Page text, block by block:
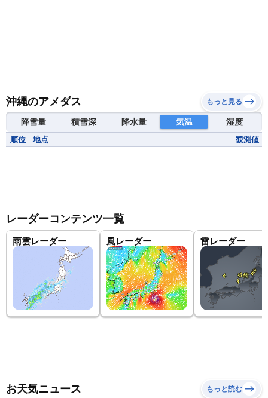
沖縄のアメダス もっと見る
降雪量 積雪深 降水量 気温 湿度
順位 地点 観測値
レーダーコンテンツ一覧
雨雲レーダー 風レーダー 雷レーダー
お天気ニュース もっと読む